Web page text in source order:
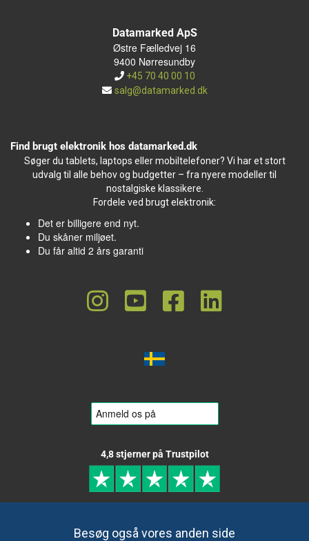
Datamarked ApS
Østre Fælledvej 16
9400 Nørresundby
+45 70 40 00 10
salg@datamarked.dk
Find brugt elektronik hos datamarked.dk
Søger du tablets, laptops eller mobiltelefoner? Vi har et stort
udvalg til alle behov og budgetter – fra nyere modeller til
nostalgiske klassikere.
Fordele ved brugt elektronik:
Det er billigere end nyt.
Du skåner miljøet.
Du får altid 2 års garanti
4,8 stjerner på Trustpilot
Besøg også vores anden side